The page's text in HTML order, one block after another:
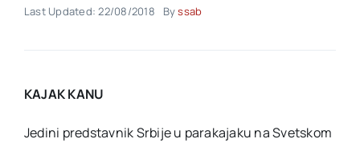
Kontakt
Last Updated: 22/08/2018 Byssab
KAJAK KANU
Jedini predstavnik Srbije u parakajaku na Svetskom